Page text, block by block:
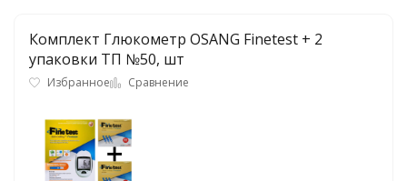
Комплект Глюкометр OSANG Finetest + 2
упаковки ТП №50, шт
Избранное Сравнение